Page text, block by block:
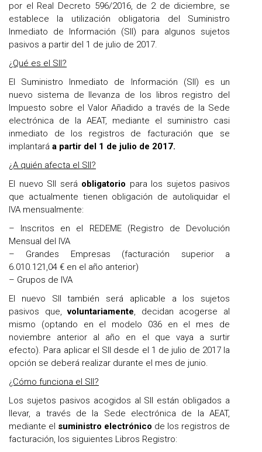
por el Real Decreto 596/2016, de 2 de diciembre, se
establece la utilización obligatoria del Suministro
Inmediato de Información (SII) para algunos sujetos
pasivos a partir del 1 de julio de 2017.
¿Qué es el SII?
El Suministro Inmediato de Información (SII) es un
nuevo sistema de llevanza de los libros registro del
Impuesto sobre el Valor Añadido a través de la Sede
electrónica de la AEAT, mediante el suministro casi
inmediato de los registros de facturación que se
implantará a partir del 1 de julio de 2017.
¿A quién afecta el SII?
El nuevo SII será obligatorio para los sujetos pasivos
que actualmente tienen obligación de autoliquidar el
IVA mensualmente:
– Inscritos en el REDEME (Registro de Devolución
Mensual del IVA
– Grandes Empresas (facturación superior a
6.010.121,04 € en el año anterior)
– Grupos de IVA
El nuevo SII también será aplicable a los sujetos
pasivos que,voluntariamente, decidan acogerse al
mismo (optando en el modelo 036 en el mes de
noviembre anterior al año en el que vaya a surtir
efecto). Para aplicar el SII desde el 1 de julio de 2017 la
opción se deberá realizar durante el mes de junio.
¿Cómo funciona el SII?
Los sujetos pasivos acogidos al SII están obligados a
llevar, a través de la Sede electrónica de la AEAT,
mediante el suministro electrónico de los registros de
facturación, los siguientes Libros Registro: